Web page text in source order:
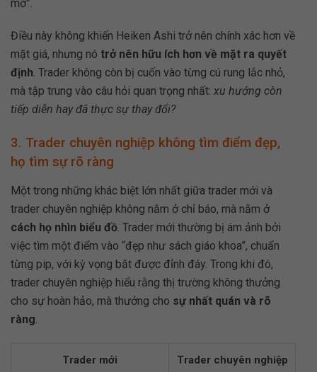
mờ”.
Điều này không khiến Heiken Ashi trở nên chính xác hơn về
mặt giá, nhưng nó trở nên hữu ích hơn về mặt ra quyết
định. Trader không còn bị cuốn vào từng cú rung lắc nhỏ,
mà tập trung vào câu hỏi quan trọng nhất: xu hướng còn
tiếp diễn hay đã thực sự thay đổi?
3. Trader chuyên nghiệp không tìm điểm đẹp,
họ tìm sự rõ ràng
Một trong những khác biệt lớn nhất giữa trader mới và
trader chuyên nghiệp không nằm ở chỉ báo, mà nằm ở
cách họ nhìn biểu đồ. Trader mới thường bị ám ảnh bởi
việc tìm một điểm vào “đẹp như sách giáo khoa”, chuẩn
từng pip, với kỳ vọng bắt được đỉnh đáy. Trong khi đó,
trader chuyên nghiệp hiểu rằng thị trường không thưởng
cho sự hoàn hảo, mà thưởng cho sự nhất quán và rõ
ràng.
Trader mới Trader chuyên nghiệp